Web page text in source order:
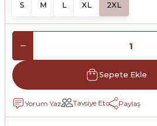
S M L XL 2XL
Sepete Ekle
Yorum Yaz Tavsiye Et Paylaş